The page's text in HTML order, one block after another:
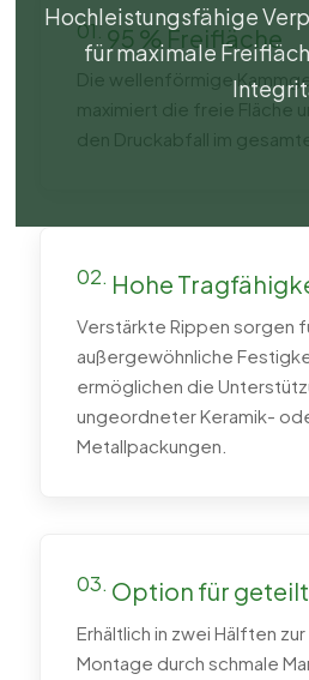
Hochleistungsfähige
für maximale
01. 95 % Freifläche
Die wellenförmige
maximiert die freie Fläche
02. Hohe
Verstärkte Rippen sorgen
außergewöhnliche
ermöglichen die
ungeordneter Keramik-
Metallpackungen.
03. Option für
Erhältlich in zwei Hälften
Montage durch schmale